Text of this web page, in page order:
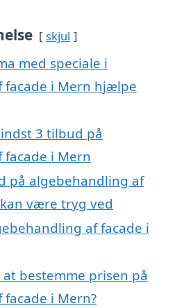
skjul
med speciale i
facade i Mern hjælpe
3 tilbud på
i Mern
på algebehandling af
være tryg ved
af facade i
bestemme prisen på
i Mern?